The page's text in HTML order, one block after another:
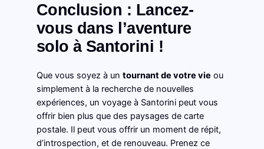
Conclusion : Lancez-
vous dans l’aventure
solo à Santorini !
Que vous soyez à un tournant de votre vie ou
simplement à la recherche de nouvelles
expériences, un voyage à Santorini peut vous
offrir bien plus que des paysages de carte
postale. Il peut vous offrir un moment de répit,
d’introspection, et de renouveau. Prenez ce